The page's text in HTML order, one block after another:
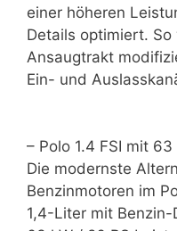
einer höheren
Details optimiert.
Ansaugtrakt
Ein- und
– Polo 1.4 FSI mit
Die modernste
Benzinmotoren im
1,4-Liter mit